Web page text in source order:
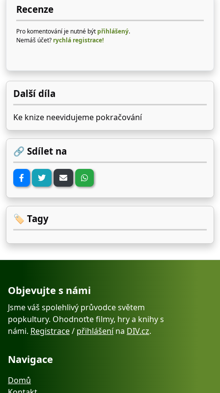
Recenze
Pro komentování je nutné být přihlášený.
Nemáš účet? rychlá registrace!
Další díla
Ke knize neevidujeme pokračování
🔗 Sdílet na
🏷️ Tagy
Objevujte s námi
Jsme váš spolehlivý průvodce světem
popkultury. Ohodnoťte filmy, hry a knihy s
námi. Registrace/ přihlášenína DIV.cz.
Navigace
Domů